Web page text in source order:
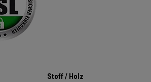
elastisches Gewebe passt
sich der
Körperbewegung an.
Klare Kaufempfehlung!
Stoff / Holz